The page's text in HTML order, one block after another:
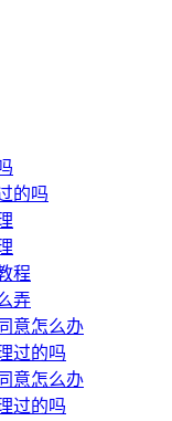
的吗
程
弄
意怎么办
过的吗
意怎么办
过的吗